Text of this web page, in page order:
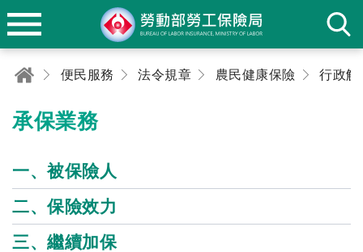
便民服務 法令規章 農民健康保險 行政解
承保業務
一、被保險人
二、保險效力
三、繼續加保